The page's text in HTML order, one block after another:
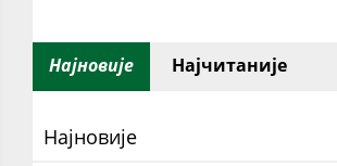
Најновије Најчитаније
Најновије